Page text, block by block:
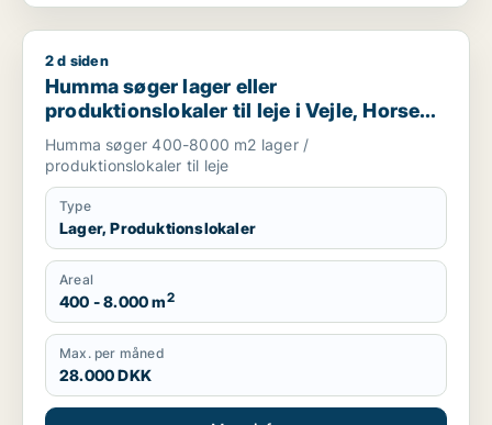
Humma søger lager eller produktionslokaler til leje i Vejle,
2 d siden
Humma søger lager eller
produktionslokaler til leje i Vejle, Horsens
eller Hedensted
Humma søger 400-8000 m2 lager /
produktionslokaler til leje
Type
Lager, Produktionslokaler
Areal
400 - 8.000 m2
Max. per måned
28.000 DKK